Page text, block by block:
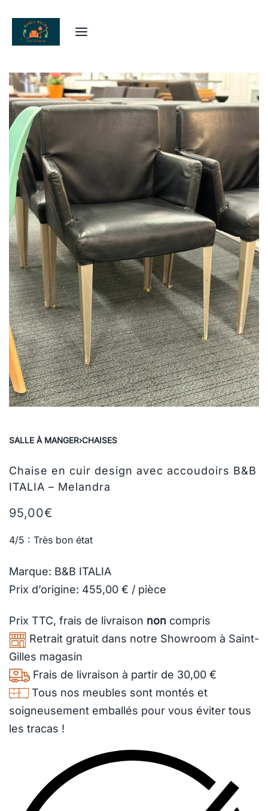
SALLE À MANGER›CHAISES
Chaise en cuir design avec accoudoirs B&B
ITALIA – Melandra
95,00€
4/5 : Très bon état
Marque: B&B ITALIA
Prix d’origine: 455,00 € / pièce
Prix TTC, frais de livraison non compris
Retrait gratuit dans notre Showroom à Saint-
Gilles magasin
Frais de livraison à partir de 30,00 €
Tous nos meubles sont montés et
soigneusement emballés pour vous éviter tous
les tracas !